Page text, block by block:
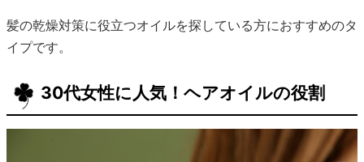
髪の乾燥対策に役立つオイルを探している方におすすめのタ
イプです。
30代女性に人気！ヘアオイルの役割